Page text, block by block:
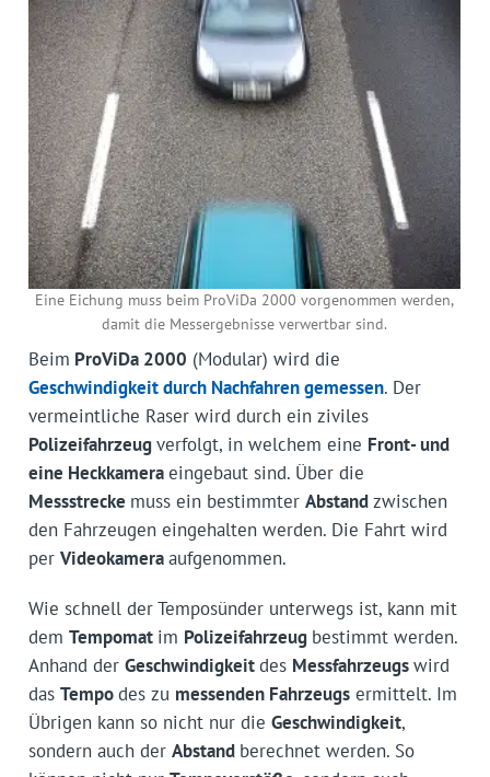
Eine Eichung muss beim ProViDa 2000 vorgenommen werden,
damit die Messergebnisse verwertbar sind.
Beim ProViDa 2000 (Modular) wird die
Geschwindigkeit durch Nachfahren gemessen. Der
vermeintliche Raser wird durch ein ziviles
Polizeifahrzeugverfolgt, in welchem eine Front- und
eine Heckkameraeingebaut sind. Über die
Messstrecke muss ein bestimmter Abstandzwischen
den Fahrzeugen eingehalten werden. Die Fahrt wird
per Videokameraaufgenommen.
Wie schnell der Temposünder unterwegs ist, kann mit
dem Tempomat im Polizeifahrzeug bestimmt werden.
Anhand der Geschwindigkeitdes Messfahrzeugswird
das Tempodes zu messenden Fahrzeugsermittelt. Im
Übrigen kann so nicht nur die Geschwindigkeit,
sondern auch der Abstand berechnet werden. So